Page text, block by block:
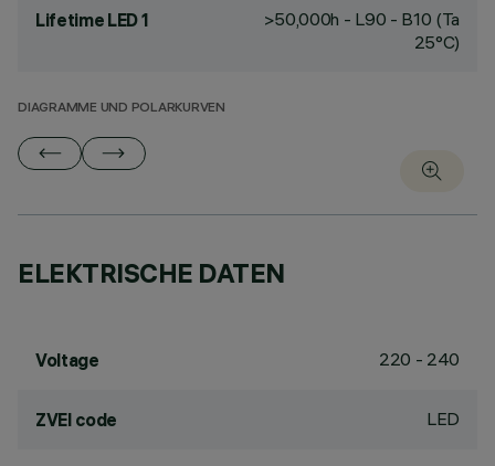
Lifetime LED 1
>50,000h - L90 - B10 (Ta
25°C)
DIAGRAMME UND POLARKURVEN
ELEKTRISCHE DATEN
Voltage 220 - 240
ZVEI code LED